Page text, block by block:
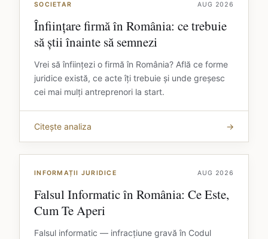
SOCIETAR AUG 2026
Înființare firmă în România: ce trebuie
să știi înainte să semnezi
Vrei să înființezi o firmă în România? Află ce forme
juridice există, ce acte îți trebuie și unde greșesc
cei mai mulți antreprenori la start.
Citește analiza →
INFORMAȚII JURIDICE AUG 2026
Falsul Informatic în România: Ce Este,
Cum Te Aperi
Falsul informatic — infracțiune gravă în Codul